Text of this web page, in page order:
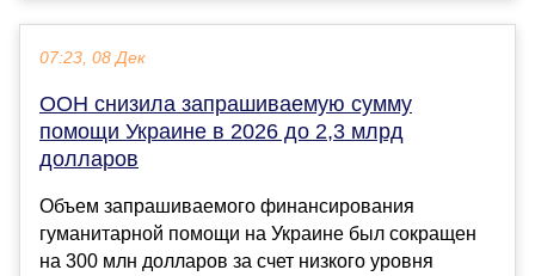
07:23, 08 Дек
ООН снизила запрашиваемую сумму
помощи Украине в 2026 до 2,3 млрд
долларов
Объем запрашиваемого финансирования
гуманитарной помощи на Украине был сокращен
на 300 млн долларов за счет низкого уровня